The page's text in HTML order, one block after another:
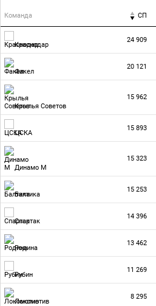
Команда СП
Краснодар
24 909
Факел
20 121
Крылья Советов
15 962
ЦСКА
15 893
Динамо М
15 323
Балтика
15 253
Спартак
14 396
Родина
13 462
Рубин
11 269
Локомотив
8 295